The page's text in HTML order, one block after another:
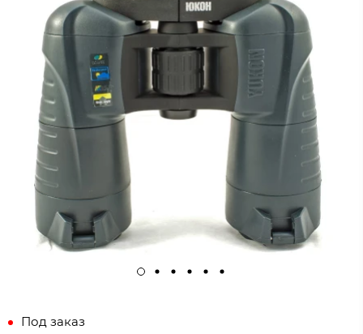
Под заказ